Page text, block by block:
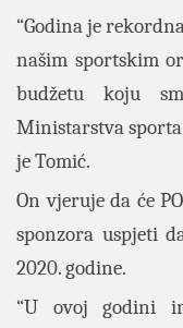
“Godina je
našim sportskim
budžetu koju
Ministarstva
je Tomić.
On vjeruje da će
sponzora uspjeti
2020. godine.
“U ovoj godini